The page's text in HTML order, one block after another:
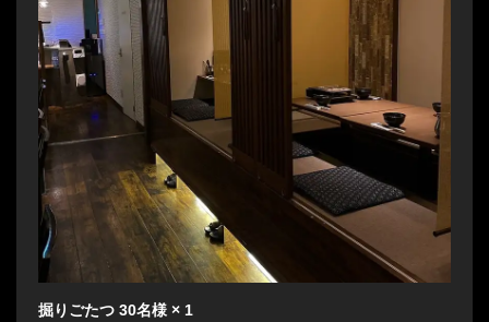
掘りごたつ 30名様 × 1